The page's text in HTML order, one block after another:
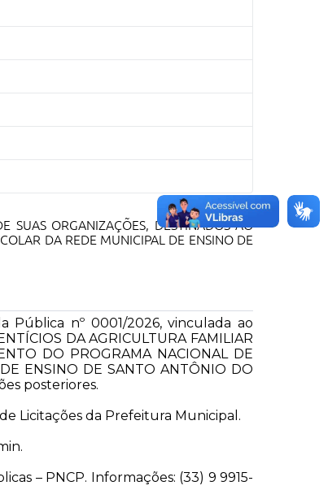
SUAS ORGANIZAÇÕES, DESTINADOS AO
DA REDE MUNICIPAL DE ENSINO DE
Pública nº 0001/2026, vinculada ao
DA AGRICULTURA FAMILIAR
DO PROGRAMA NACIONAL DE
ENSINO DE SANTO ANTÔNIO DO
posteriores.
Licitações da Prefeitura Municipal.
– PNCP. Informações: (33) 9 9915-